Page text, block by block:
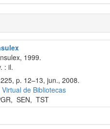
1999.
: il.
p. 12–13, jun., 2008.
Virtual de Bibliotecas
,SEN,TST